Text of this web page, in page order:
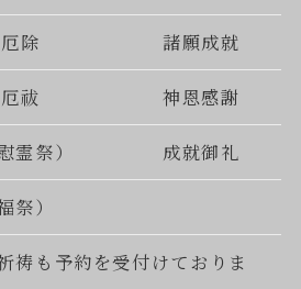
厄除 諸願成就
厄祓 神恩感謝
霊祭） 成就御礼
祭）
祷も予約を受付けておりま